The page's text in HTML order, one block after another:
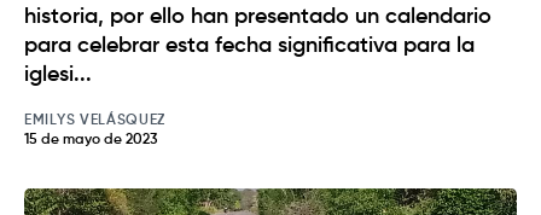
historia, por ello han presentado un calendario
para celebrar esta fecha significativa para la
iglesi...
EMILYS VELÁSQUEZ
15 de mayo de 2023